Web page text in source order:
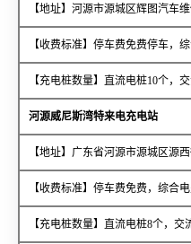
【地址】河源市源城区辉图汽车
【收费标准】停车费免费停车，
【充电桩数量】直流电桩10个，
河源威尼斯湾特来电充电站
【地址】广东省河源市源城区源
【收费标准】停车费免费，综合电
【充电桩数量】直流电桩8个，交